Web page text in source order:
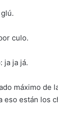
culo.
ja ja já.
máximo de
eso están los